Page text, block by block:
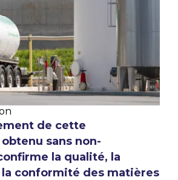
de cette
sans non-
la qualité, la
conformité des matières